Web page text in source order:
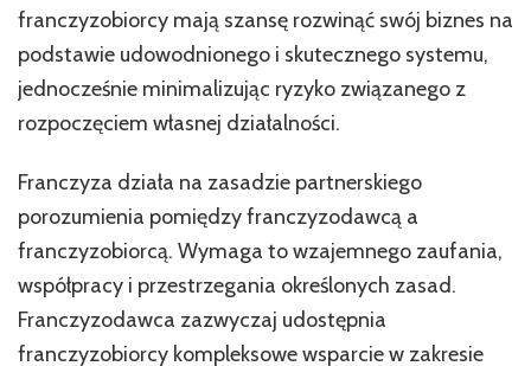
franczyzobiorcy mają szansę rozwinąć swój biznes na
podstawie udowodnionego i skutecznego systemu,
jednocześnie minimalizując ryzyko związanego z
rozpoczęciem własnej działalności.
Franczyza działa na zasadzie partnerskiego
porozumienia pomiędzy franczyzodawcą a
franczyzobiorcą. Wymaga to wzajemnego zaufania,
współpracy i przestrzegania określonych zasad.
Franczyzodawca zazwyczaj udostępnia
franczyzobiorcy kompleksowe wsparcie w zakresie